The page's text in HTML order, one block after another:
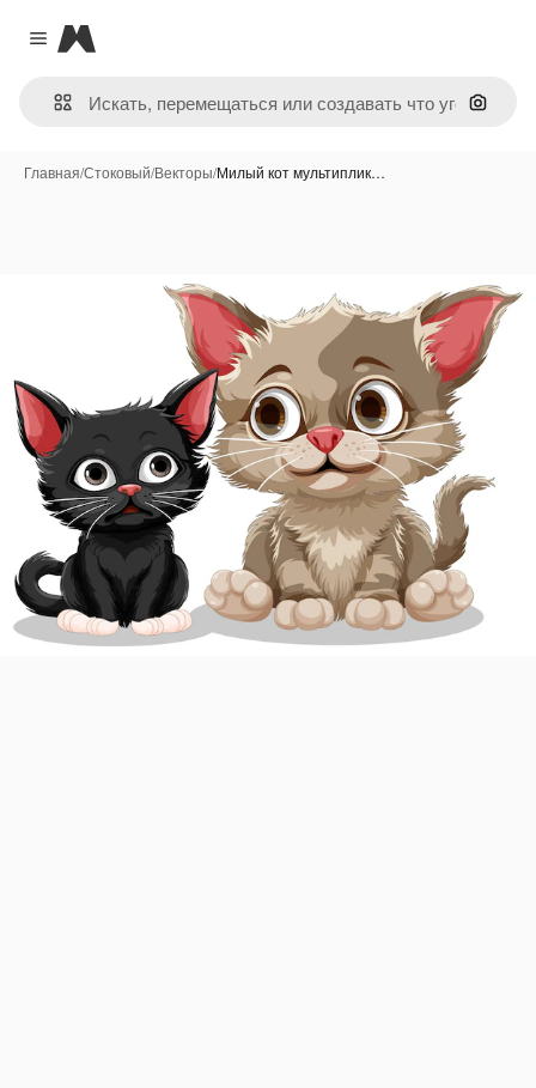
Close menu
Magnific
Поиск
Главная/Стоковый/Векторы/Милый кот мультиплик…